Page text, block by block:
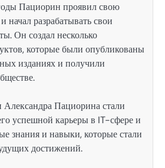
Пациорин проявил свою
начал разрабатывать свои
Он создал несколько
которые были опубликованы
изданиях и получили
Пациорина стали
успешной карьеры в IT-сфере и
знания и навыки, которые стали
достижений.